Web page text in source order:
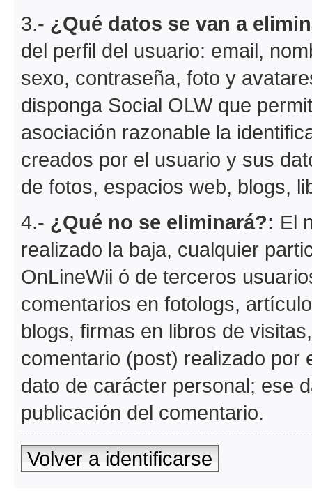
3.- ¿Qué datos se van a
del perfil del usuario: email,
sexo, contraseña, foto y
disponga Social OLW que
asociación razonable la
creados por el usuario y sus
de fotos, espacios web, blogs,
4.- ¿Qué no se eliminará?: El
realizado la baja, cualquier
OnLineWii ó de terceros
comentarios en fotologs,
blogs, firmas en libros de
comentario (post) realizado por
dato de carácter personal; ese
publicación del comentario.
Volver a identificarse